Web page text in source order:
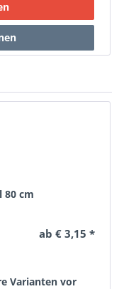
80 cm
ab € 3,15 *
Varianten vor